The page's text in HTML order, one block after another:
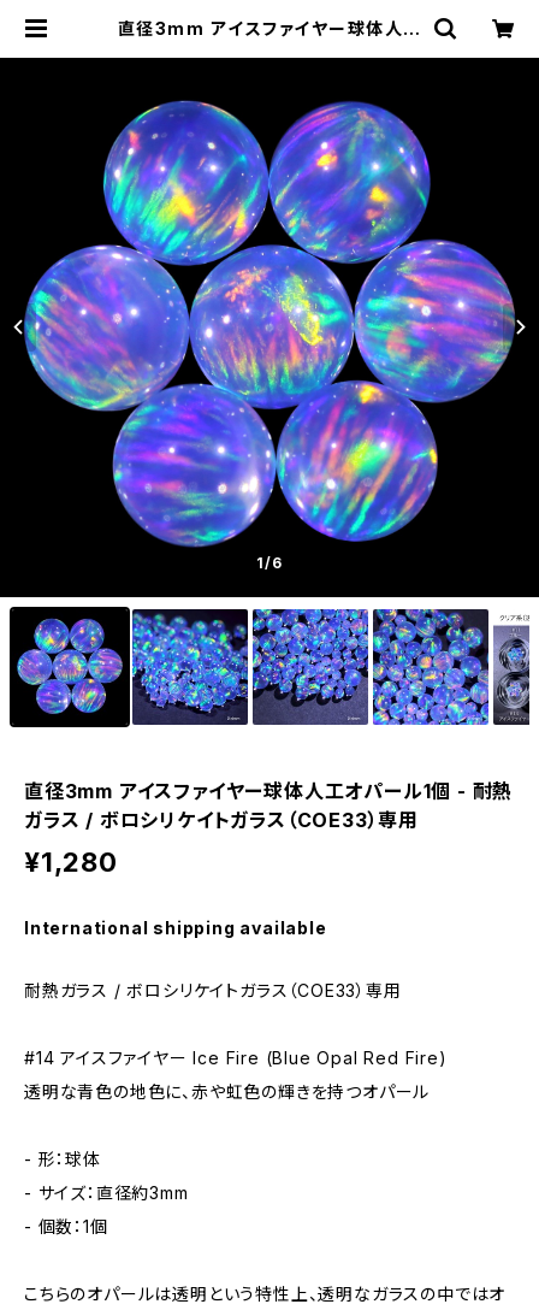
直径3mm アイスファイヤー球体人工
1/6
直径3mm アイスファイヤー球体人工オパール1個 - 耐熱
ガラス / ボロシリケイトガラス（COE33）専用
¥1,280
International shipping available
耐熱ガラス / ボロシリケイトガラス（COE33）専用
#14 アイスファイヤー Ice Fire (Blue Opal Red Fire)
透明な青色の地色に、赤や虹色の輝きを持つオパール
- 形：球体
- サイズ：直径約3mm
- 個数：1個
こちらのオパールは透明という特性上、透明なガラスの中ではオ